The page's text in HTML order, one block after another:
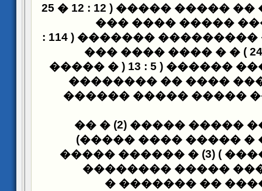
��� ��� ����� �� ����� ����� ( 12 : 12 � 25
� 39 ) � ��� �����
: 11
� ������� ( 1 : 24 ) � � ���� ���� ���
����� ��
)
�
�����
�� ���� ��� ����
������� ����� �����
��� ������� �� ����� ����� (2) � ��
���� ���� ��� �
(
������ ���� ���� ) (3) � ������ �����
���� � ����� ���
����� ��